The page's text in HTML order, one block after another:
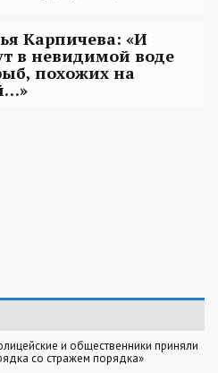
Карпичева: «И
в невидимой воде
похожих на
и общественники приняли
со стражем порядка»